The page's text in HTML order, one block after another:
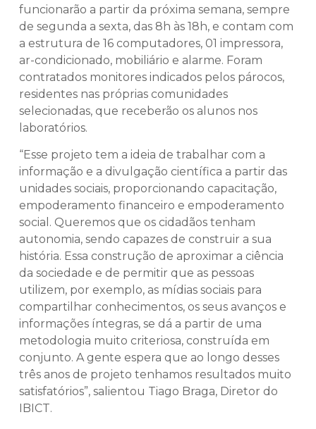
funcionarão a partir da próxima semana, sempre
de segunda a sexta, das 8h às 18h, e contam com
a estrutura de 16 computadores, 01 impressora,
ar-condicionado, mobiliário e alarme. Foram
contratados monitores indicados pelos párocos,
residentes nas próprias comunidades
selecionadas, que receberão os alunos nos
laboratórios.
“Esse projeto tem a ideia de trabalhar com a
informação e a divulgação científica a partir das
unidades sociais, proporcionando capacitação,
empoderamento financeiro e empoderamento
social. Queremos que os cidadãos tenham
autonomia, sendo capazes de construir a sua
história. Essa construção de aproximar a ciência
da sociedade e de permitir que as pessoas
utilizem, por exemplo, as mídias sociais para
compartilhar conhecimentos, os seus avanços e
informações íntegras, se dá a partir de uma
metodologia muito criteriosa, construída em
conjunto. A gente espera que ao longo desses
três anos de projeto tenhamos resultados muito
satisfatórios”, salientou Tiago Braga, Diretor do
IBICT.